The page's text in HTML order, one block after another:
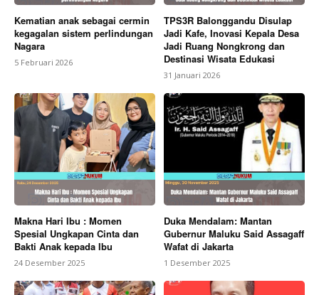
Kematian anak sebagai cermin
kegagalan sistem perlindungan
Nagara
5 Februari 2026
TPS3R Balonggandu Disulap
Jadi Kafe, Inovasi Kepala Desa
Jadi Ruang Nongkrong dan
Destinasi Wisata Edukasi
31 Januari 2026
Makna Hari Ibu : Momen
Spesial Ungkapan Cinta dan
Bakti Anak kepada Ibu
24 Desember 2025
Duka Mendalam: Mantan
Gubernur Maluku Said Assagaff
Wafat di Jakarta
1 Desember 2025